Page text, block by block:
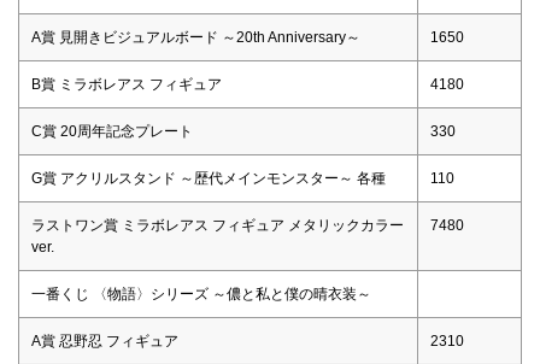
A賞 見開きビジュアルボード ～20th Anniversary～ 1650
B賞 ミラボレアス フィギュア 4180
C賞 20周年記念プレート 330
G賞 アクリルスタンド ～歴代メインモンスター～ 各種 110
ラストワン賞 ミラボレアス フィギュア メタリックカラー
ver.
7480
一番くじ 〈物語〉シリーズ ～儂と私と僕の晴衣装～
A賞 忍野忍 フィギュア 2310